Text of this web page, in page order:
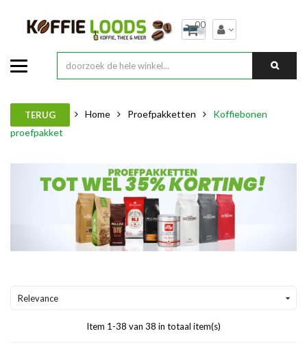
00
TERUG Home Proefpakketten
Koffiebonen
proefpakket
Relevance 
Item 1-38 van 38 in totaal item(s)